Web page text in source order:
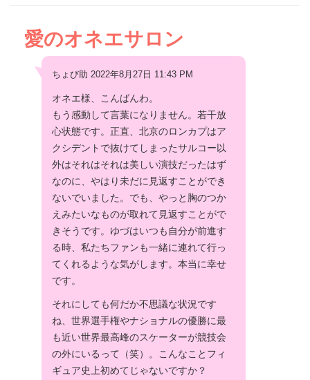
愛のオネエサロン
ちょび助 2022年8月27日 11:43 PM
オネエ様、こんばんわ。
もう感動して言葉になりません。若干放
心状態です。正直、北京のロンカプはア
クシデントで抜けてしまったサルコー以
外はそれはそれは美しい演技だったはず
なのに、やはり未だに見返すことができ
ないでいました。でも、やっと胸のつか
えみたいなものが取れて見返すことがで
きそうです。ゆづはいつも自分が前進す
る時、私たちファンも一緒に連れて行っ
てくれるような気がします。本当に幸せ
です。
それにしても何だか不思議な状況です
ね、世界選手権やナショナルの優勝に最
も近い世界最高峰のスケーターが競技会
の外にいるって（笑）。こんなことフィ
ギュア史上初めてじゃないですか？